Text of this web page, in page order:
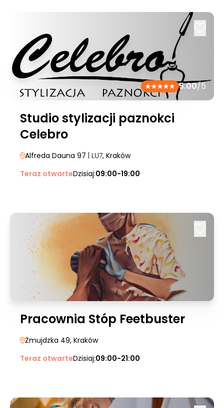
5.00/5
Studio stylizacji paznokci
Celebro
Alfreda Dauna 97 | LU7, Kraków
Teraz otwarteDzisiaj:09:00-19:00
Pracownia Stóp Feetbuster
Żmujdzka 49, Kraków
Teraz otwarteDzisiaj:09:00-21:00